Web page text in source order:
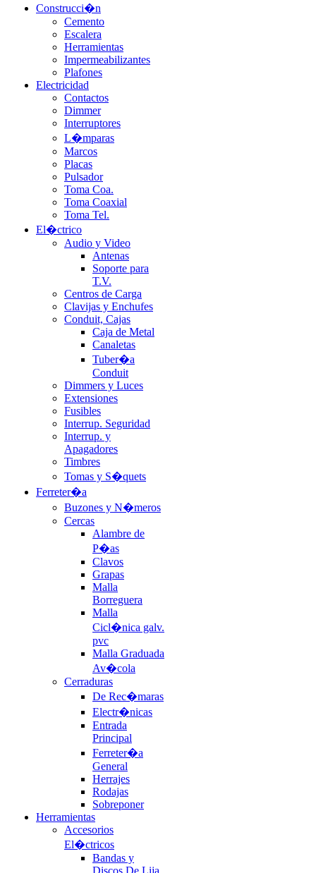
Construcci�n
Cemento
Escalera
Herramientas
Impermeabilizantes
Plafones
Electricidad
Contactos
Dimmer
Interruptores
L�mparas
Marcos
Placas
Pulsador
Toma Coa.
Toma Coaxial
Toma Tel.
El�ctrico
Audio y Video
Antenas
Soporte para
T.V.
Centros de Carga
Clavijas y Enchufes
Conduit, Cajas
Caja de Metal
Canaletas
Tuber�a
Conduit
Dimmers y Luces
Extensiones
Fusibles
Interrup. Seguridad
Interrup. y
Apagadores
Timbres
Tomas y S�quets
Ferreter�a
Buzones y N�meros
Cercas
Alambre de
P�as
Clavos
Grapas
Malla
Borreguera
Malla
Cicl�nica galv.
pvc
Malla Graduada
Av�cola
Cerraduras
De Rec�maras
Electr�nicas
Entrada
Principal
Ferreter�a
General
Herrajes
Rodajas
Sobreponer
Herramientas
Accesorios
El�ctricos
Bandas y
Discos De Lija